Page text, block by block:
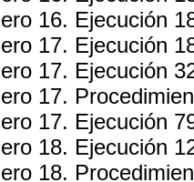
16. Ejecución
17. Ejecución
17. Ejecución
17.
17. Ejecución
18. Ejecución
18.